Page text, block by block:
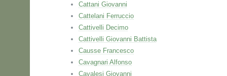
Cattani Giovanni
Cattelani Ferruccio
Cattivelli Decimo
Cattivelli Giovanni Battista
Causse Francesco
Cavagnari Alfonso
Cavalesi Giovanni